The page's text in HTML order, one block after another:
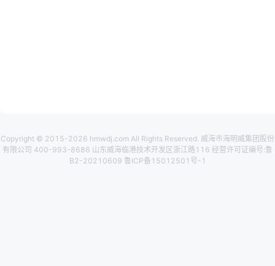
Copyright © 2015-2026 hmwdj.com All Rights Reserved. 威海市海明威集团股份
有限公司 400-993-8686 山东威海临港技术开发区浙江路116 经营许可证编号:鲁
B2-20210609 鲁ICP备15012501号-1